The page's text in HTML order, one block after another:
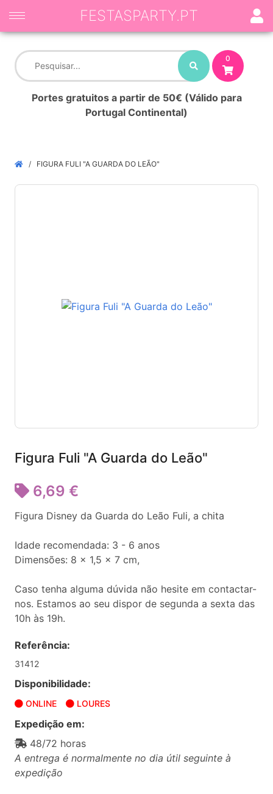
0
Portes gratuitos a partir de 50€ (Válido para
Portugal Continental)
FESTASPARTY.PT
FIGURA FULI "A GUARDA DO LEÃO"
Figura Fuli "A Guarda do Leão"
6,69 €
Figura Disney da Guarda do Leão Fuli, a chita
Idade recomendada: 3 - 6 anos
Dimensões: 8 x 1,5 x 7 cm,
Caso tenha alguma dúvida não hesite em contactar-
nos. Estamos ao seu dispor de segunda a sexta das
10h às 19h.
Referência:
31412
Disponibilidade:
ONLINE LOURES
Expedição em:
48/72 horas
A entrega é normalmente no dia útil seguinte à
expedição